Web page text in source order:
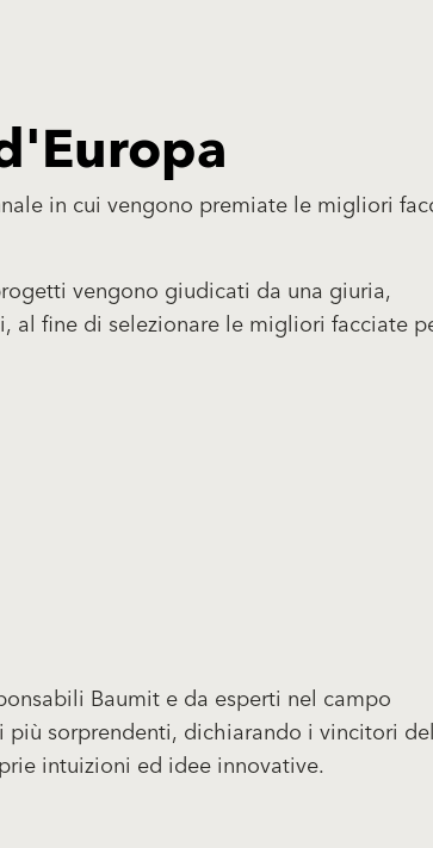
in cui vengono premiate le migliori
vengono giudicati da una giuria,
al fine di selezionare le migliori facciate
Baumit e da esperti nel campo
sorprendenti, dichiarando i vincitori del
intuizioni ed idee innovative.